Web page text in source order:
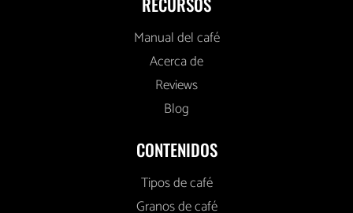
Manual del café
Acerca de
Reviews
Blog
CONTENIDOS
Tipos de café
Granos de café